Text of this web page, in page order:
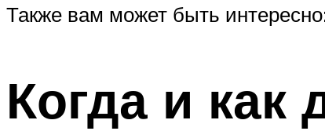
Также вам может быть
Когда и как